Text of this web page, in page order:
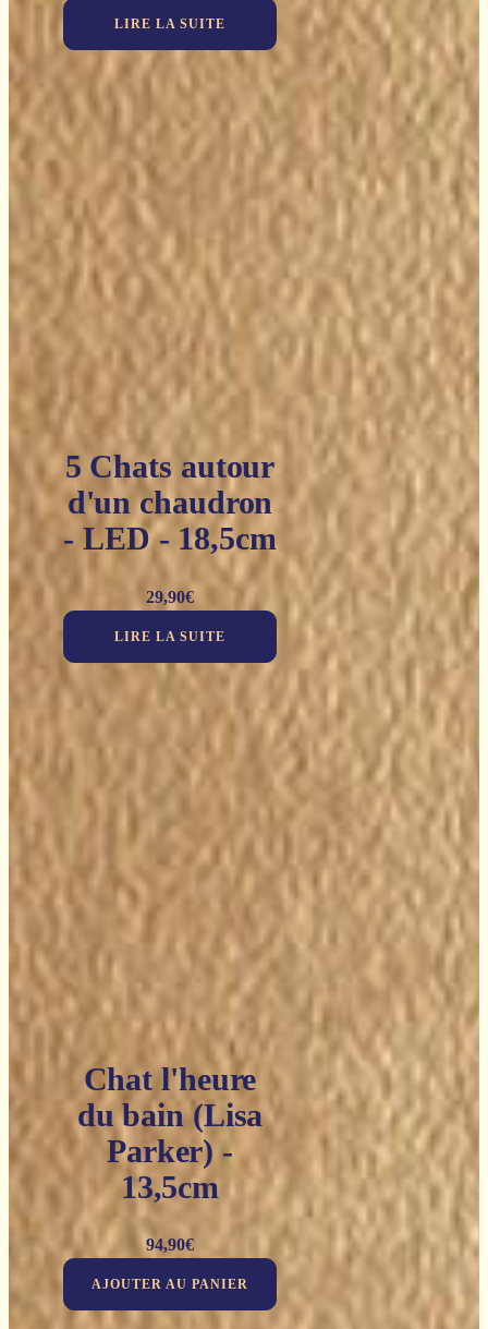
LIRE LA SUITE
5 Chats autour
d'un chaudron
- LED - 18,5cm
29,90€
LIRE LA SUITE
Chat l'heure
du bain (Lisa
Parker) -
13,5cm
94,90€
AJOUTER AU PANIER